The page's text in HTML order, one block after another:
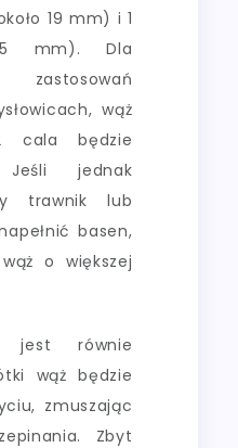
19 mm) i 1
mm). Dla
wąż
cala będzie
Jeśli jednak
trawnik lub
basen,
o większej
jest równie
wąż będzie
zmuszając
Zbyt